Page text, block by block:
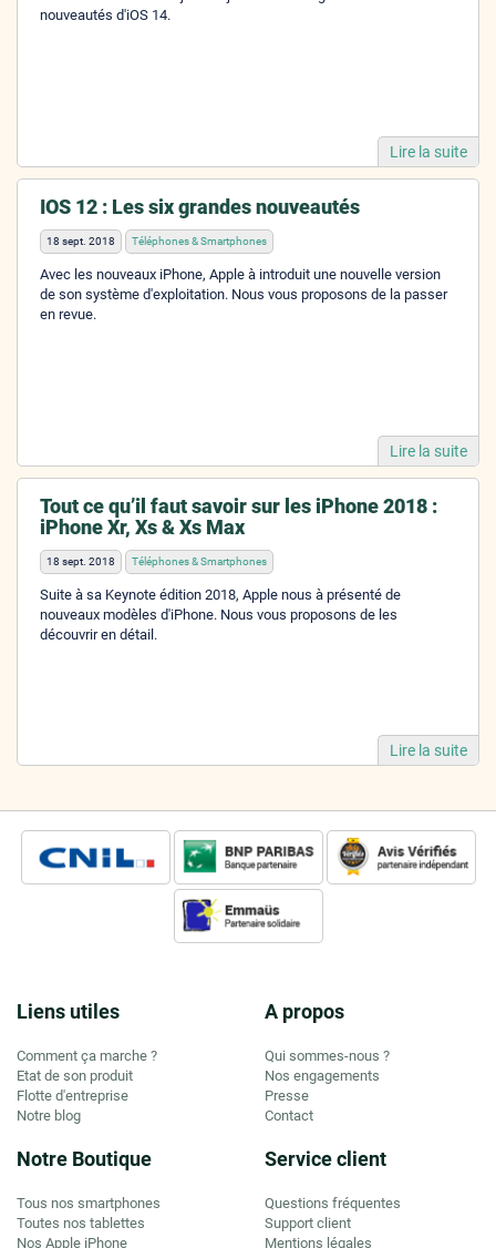
nouveautés d'iOS 14.
Lire la suite
IOS 12 : Les six grandes nouveautés
18 sept. 2018 Téléphones & Smartphones
Avec les nouveaux iPhone, Apple à introduit une nouvelle version
de son système d'exploitation. Nous vous proposons de la passer
en revue.
Lire la suite
Tout ce qu’il faut savoir sur les iPhone 2018 :
iPhone Xr, Xs & Xs Max
18 sept. 2018 Téléphones & Smartphones
Suite à sa Keynote édition 2018, Apple nous à présenté de
nouveaux modèles d'iPhone. Nous vous proposons de les
découvrir en détail.
Lire la suite
Liens utiles
Comment ça marche ?
Etat de son produit
Flotte d'entreprise
Notre blog
A propos
Qui sommes-nous ?
Nos engagements
Presse
Contact
Notre Boutique
Tous nos smartphones
Toutes nos tablettes
Nos Apple iPhone
Service client
Questions fréquentes
Support client
Mentions légales